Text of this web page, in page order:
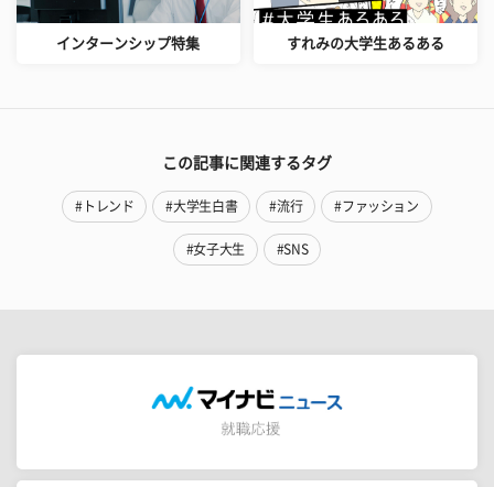
インターンシップ特集 すれみの大学生あるある
この記事に関連するタグ
#トレンド #大学生白書 #流行 #ファッション
#女子大生 #SNS